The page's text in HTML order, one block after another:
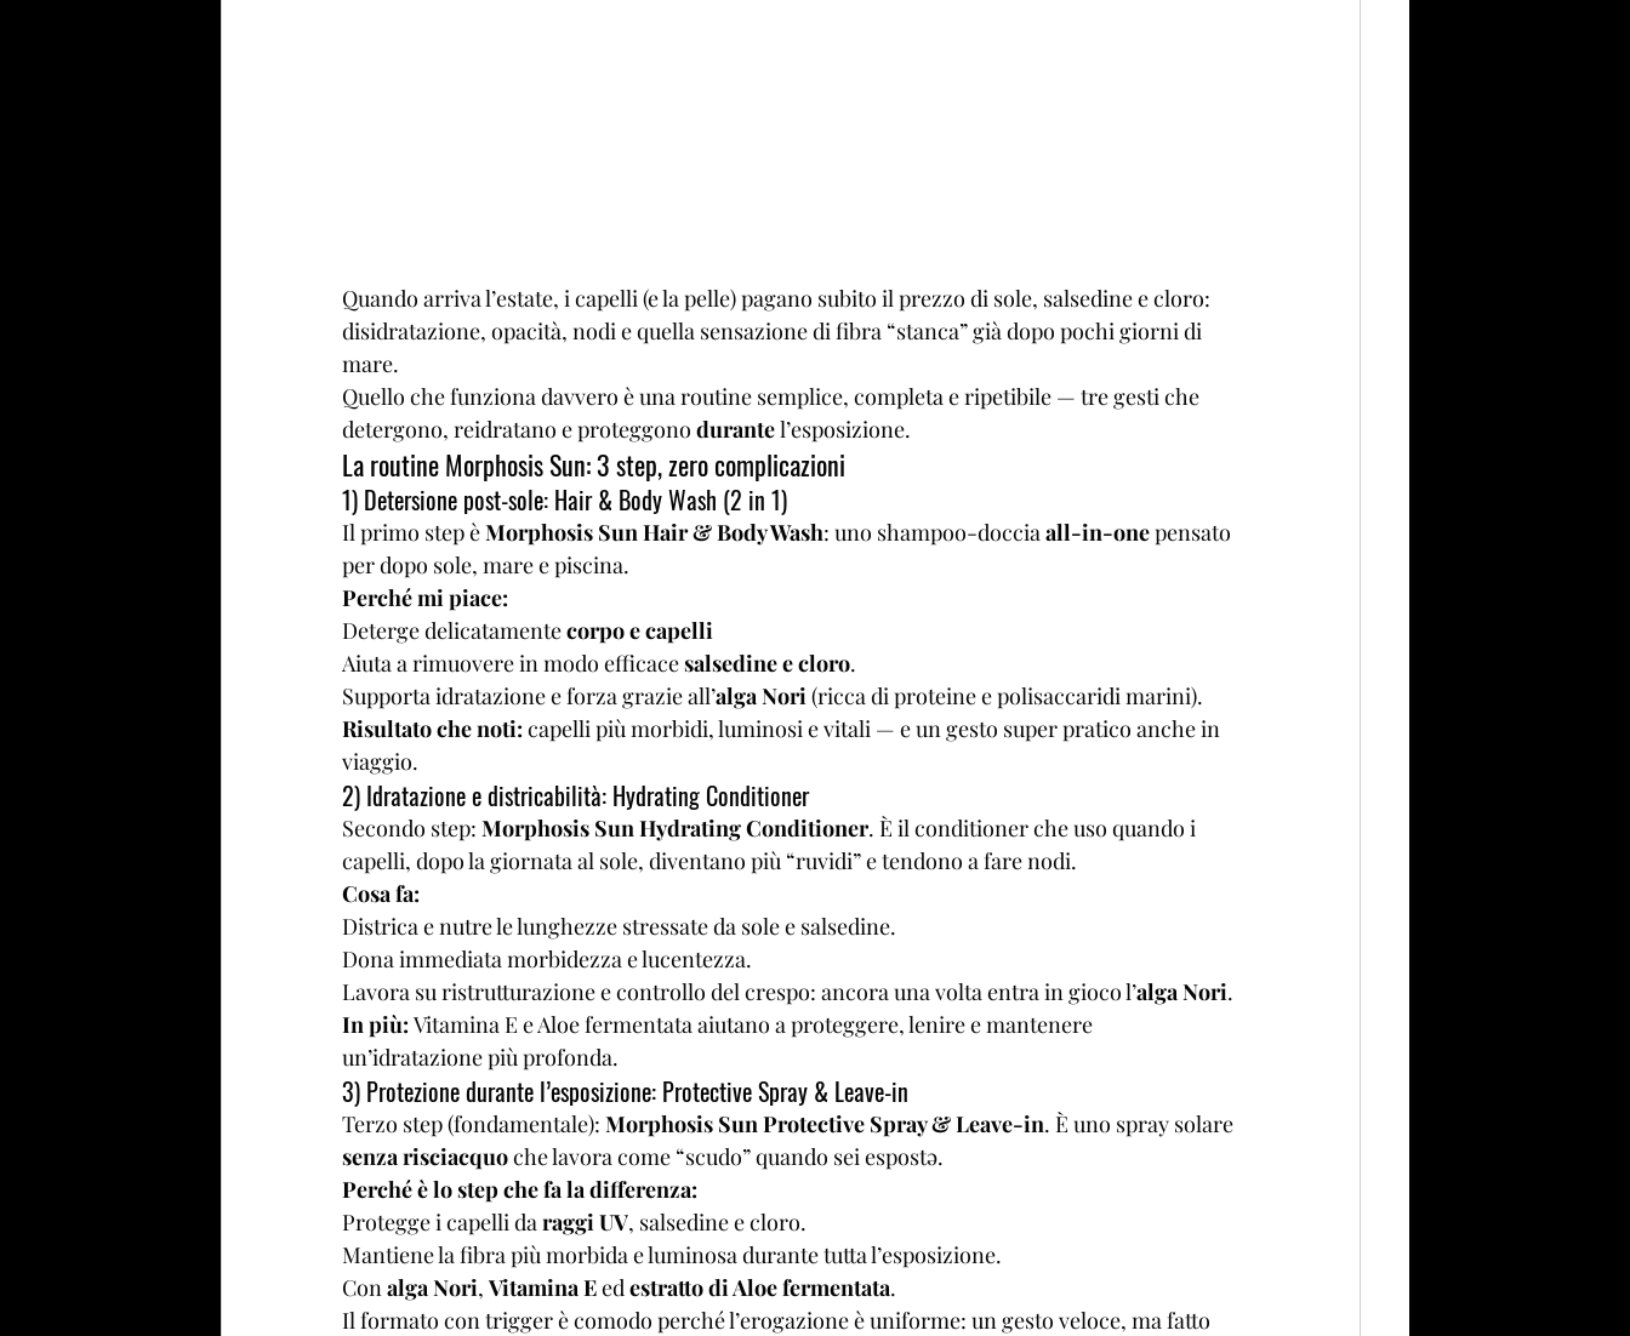
Quando arriva l’estate, i capelli (e la pelle) pagano subito il prezzo di sole, salsedine e cloro:
disidratazione, opacità, nodi e quella sensazione di fibra “stanca” già dopo pochi giorni di
mare.
Quello che funziona davvero è una routine semplice, completa e ripetibile — tre gesti che
detergono, reidratano e proteggono durante l’esposizione.
La routine Morphosis Sun: 3 step, zero complicazioni
1) Detersione post-sole: Hair & Body Wash (2 in 1)
Il primo step è Morphosis Sun Hair & Body Wash: uno shampoo-doccia all-in-one pensato
per dopo sole, mare e piscina.
Perché mi piace:
Deterge delicatamente corpo e capelli
Aiuta a rimuovere in modo efficace salsedine e cloro.
Supporta idratazione e forza grazie all’alga Nori (ricca di proteine e polisaccaridi marini).
Risultato che noti: capelli più morbidi, luminosi e vitali — e un gesto super pratico anche in
viaggio.
2) Idratazione e districabilità: Hydrating Conditioner
Secondo step: Morphosis Sun Hydrating Conditioner. È il conditioner che uso quando i
capelli, dopo la giornata al sole, diventano più “ruvidi” e tendono a fare nodi.
Cosa fa:
Districa e nutre le lunghezze stressate da sole e salsedine.
Dona immediata morbidezza e lucentezza.
Lavora su ristrutturazione e controllo del crespo: ancora una volta entra in gioco l’alga Nori.
In più: Vitamina E e Aloe fermentata aiutano a proteggere, lenire e mantenere
un’idratazione più profonda.
3) Protezione durante l’esposizione: Protective Spray & Leave-in
Terzo step (fondamentale): Morphosis Sun Protective Spray & Leave-in. È uno spray solare
senza risciacquo che lavora come “scudo” quando sei espostə.
Perché è lo step che fa la differenza:
Protegge i capelli da raggi UV, salsedine e cloro.
Mantiene la fibra più morbida e luminosa durante tutta l’esposizione.
Con alga Nori, Vitamina E ed estratto di Aloe fermentata.
Il formato con trigger è comodo perché l’erogazione è uniforme: un gesto veloce, ma fatto